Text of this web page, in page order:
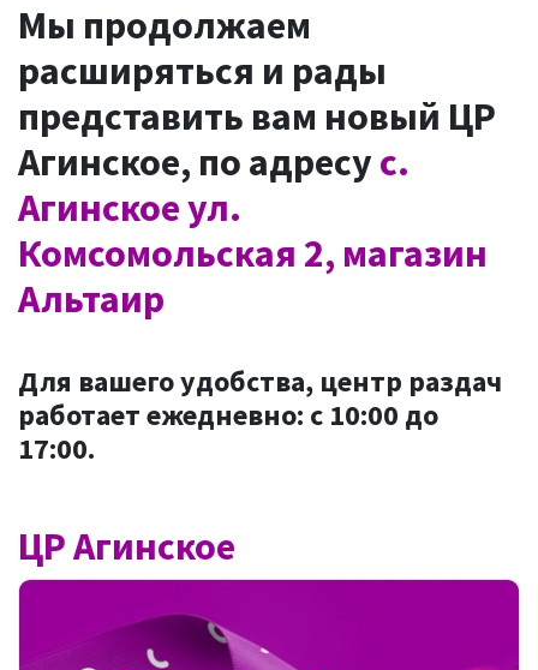
Мы продолжаем
расширяться и рады
представить вам новый ЦР
Агинское, по адресус.
Агинское ул.
Комсомольская 2, магазин
Альтаир
Для вашего удобства, центр раздач
работает ежедневно: с 10:00 до
17:00.
ЦР Агинское